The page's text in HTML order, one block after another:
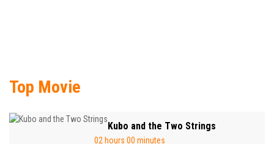
Top Movie
Kubo and the Two Strings
02 hours 00 minutes